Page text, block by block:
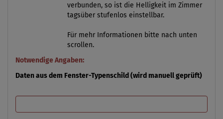
verbunden, so ist die Helligkeit im Zimmer
tagsüber stufenlos einstellbar.
Für mehr Informationen bitte nach unten
scrollen.
Notwendige Angaben:
Daten aus dem Fenster-Typenschild (wird manuell geprüft)